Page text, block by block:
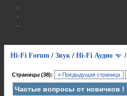
Hi-Fi Forum / Звук / Hi-Fi Аудио /
Страницы (38): « Предыдущая страница
Частые вопросы от новичков !